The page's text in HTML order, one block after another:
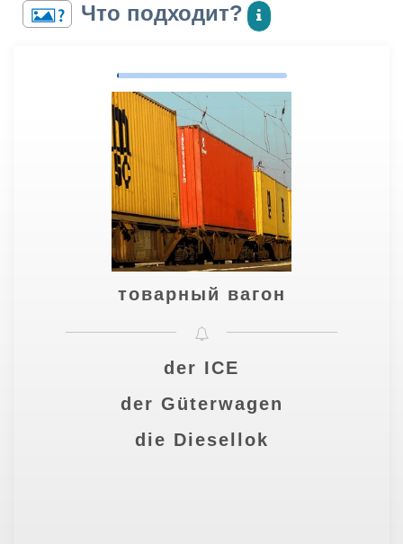
Что подходит?
товарный вагон
der ICE
der Güterwagen
die Diesellok